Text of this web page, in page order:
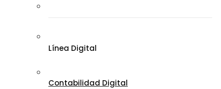
Línea Digital
Contabilidad Digital